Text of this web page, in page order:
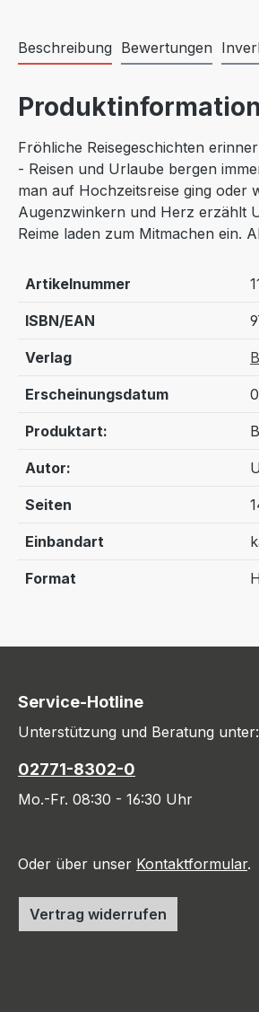
Beschreibung Bewertungen
Fröhliche Reisegeschichten
- Reisen und Urlaube bergen
man auf Hochzeitsreise ging oder
Augenzwinkern und Herz erzählt
Reime laden zum Mitmachen ein.
Artikelnummer
ISBN/EAN
Verlag
Erscheinungsdatum
Produktart:
Autor:
Seiten
Einbandart
Format
Service-Hotline
Unterstützung und Beratung unter:
02771-8302-0
Mo.-Fr. 08:30 - 16:30 Uhr
Oder über unser Kontaktformular.
Vertrag widerrufen